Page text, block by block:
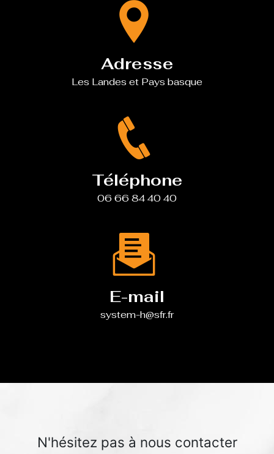
Adresse
Les Landes et Pays basque
Téléphone
06 66 84 40 40
E-mail
system-h@sfr.fr
N'hésitez pas à nous contacter